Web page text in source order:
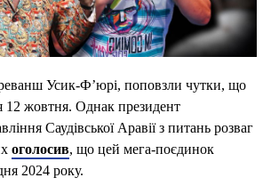
Усик-Ф’юрі, поповзли чутки, що
12 жовтня. Однак президент
Саудівської Аравії з питань розваг
оголосив, що цей мега-поєдинок
2024 року.